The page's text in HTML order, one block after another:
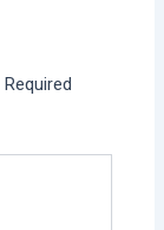
Required